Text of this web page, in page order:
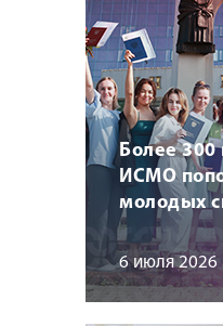
Более 300
ИСМО
молодых
6 июля 2026